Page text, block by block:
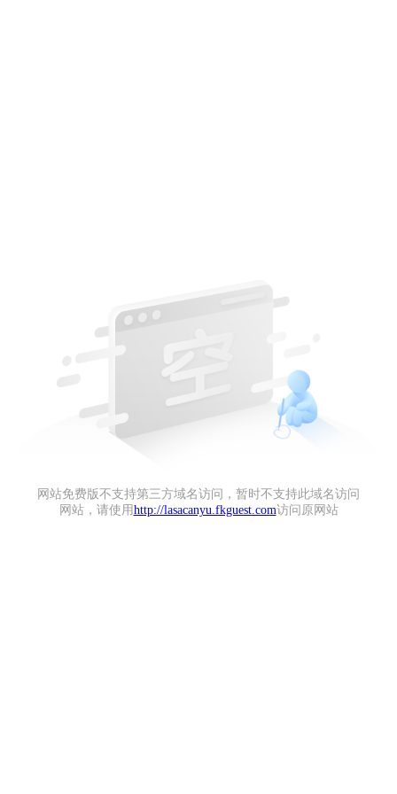
网站免费版不支持第三方域名访问，暂时不支持此域名访问
网站，请使用 http://lasacanyu.fkguest.com访问原网站